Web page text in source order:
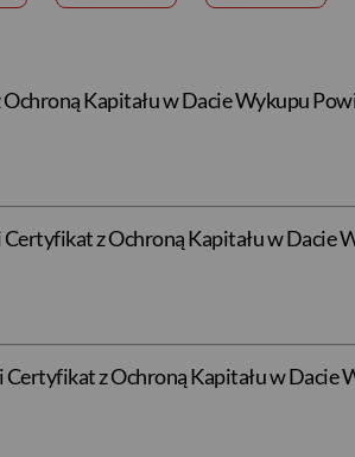
Kapitału w Dacie Wykupu
z Ochroną Kapitału w Dacie
z Ochroną Kapitału w Dacie